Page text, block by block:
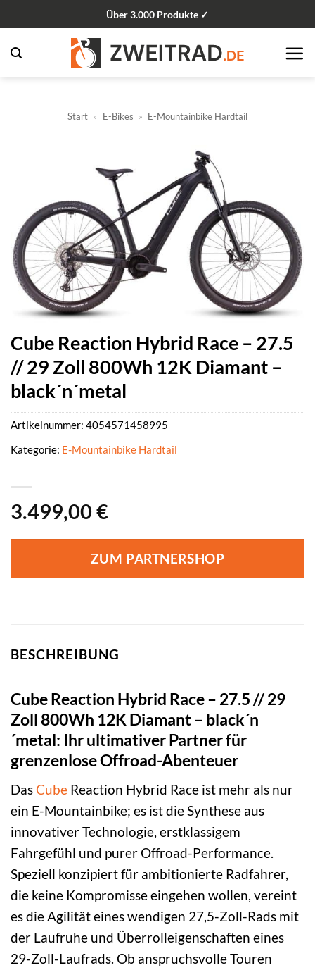
Inhalt
springen
Über 3.000 Produkte ✓
Start » E-Bikes » E-Mountainbike Hardtail
Cube Reaction Hybrid Race – 27.5
// 29 Zoll 800Wh 12K Diamant –
black´n´metal
3.499,00 €
ZUM PARTNERSHOP
Artikelnummer: 4054571458995
Kategorie: E-Mountainbike Hardtail
BESCHREIBUNG
Cube Reaction Hybrid Race – 27.5 // 29
Zoll 800Wh 12K Diamant – black´n
´metal: Ihr ultimativer Partner für
grenzenlose Offroad-Abenteuer
DasCube Reaction Hybrid Race ist mehr als nur
ein E-Mountainbike; es ist die Synthese aus
innovativer Technologie, erstklassigem
Fahrgefühl und purer Offroad-Performance.
Speziell konzipiert für ambitionierte Radfahrer,
die keine Kompromisse eingehen wollen, vereint
es die Agilität eines wendigen 27,5-Zoll-Rads mit
der Laufruhe und Überrolleigenschaften eines
29-Zoll-Laufrads. Ob anspruchsvolle Touren